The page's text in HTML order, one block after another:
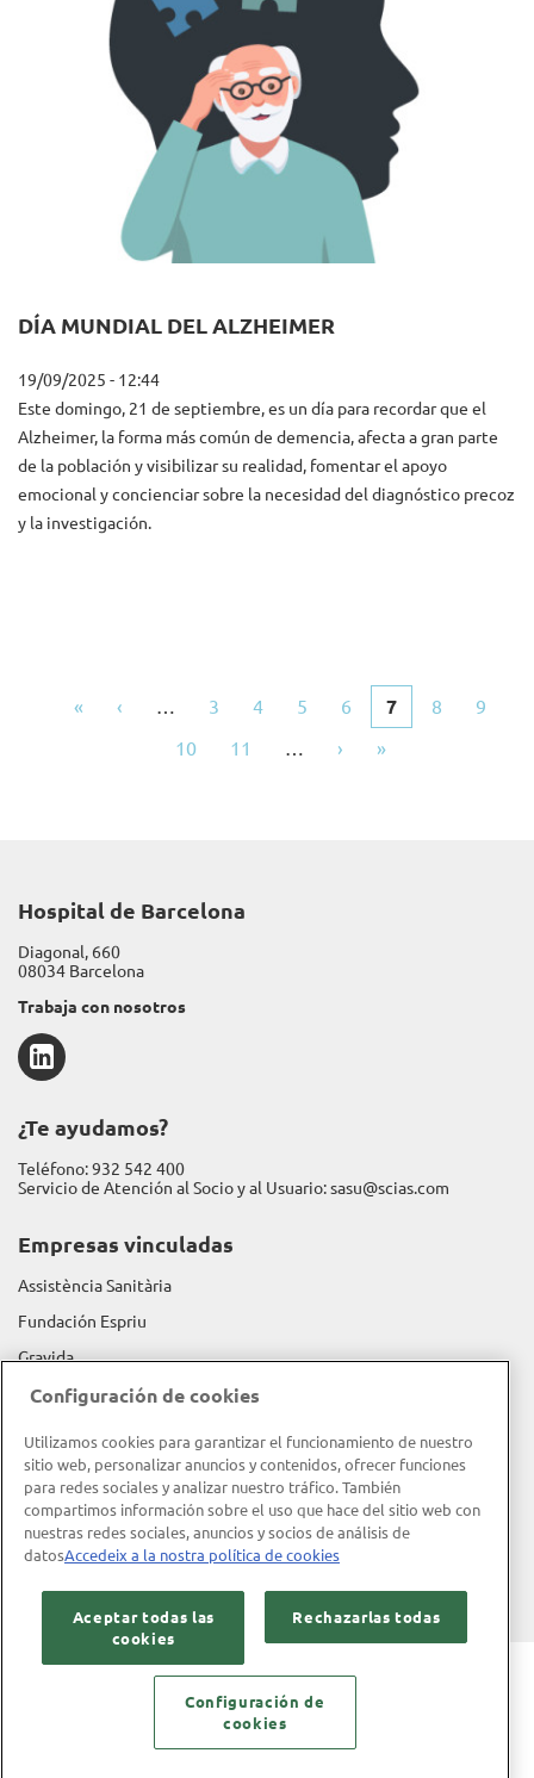
DÍA MUNDIAL DEL ALZHEIMER
19/09/2025 - 12:44
Este domingo, 21 de septiembre, es un día para recordar que el
Alzheimer, la forma más común de demencia, afecta a gran parte
de la población y visibilizar su realidad, fomentar el apoyo
emocional y concienciar sobre la necesidad del diagnóstico precoz
y la investigación.
Primera
«
Página
‹ Pàgina
3 Pàgina
4 Pàgina
5 Pàgina
6
Página
actual
7 Pàgina
8 Pàgina
9
Pàgina
10 Pàgina
11
Siguiente
›
Última
»
Hospital de Barcelona
Diagonal, 660
08034 Barcelona
Trabaja con nosotros
¿Te ayudamos?
Teléfono:932 542 400
Servicio de Atención al Socio y al Usuario:sasu@scias.com
Empresas vinculadas
Assistència Sanitària
Fundación Espriu
Gravida
Información corporativa
Memoria de actividad
Memoria RSC
Política de calidad
Objeto social y misión
Código ético
Aviso legal
Política de privacidad
Configuración de cookies
Utilizamos cookies para garantizar el funcionamiento de nuestro
sitio web, personalizar anuncios y contenidos, ofrecer funciones
para redes sociales y analizar nuestro tráfico. También
compartimos información sobre el uso que hace del sitio web con
nuestras redes sociales, anuncios y socios de análisis de
datosAccedeix a la nostra política de cookies
Aceptar todas las
cookies
Rechazarlas todas
Configuración de
cookies